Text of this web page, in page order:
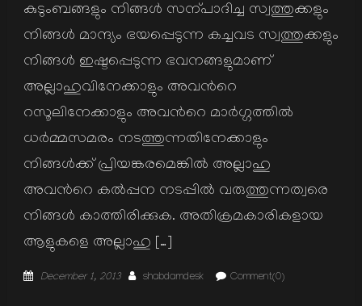
കുടുംബങ്ങളും നിങ്ങള്‍ സന്പാദിച്ച സ്വത്തുക്കളും
നിങ്ങള്‍ മാന്ദ്യം ഭയപ്പെടുന്ന കച്ചവട സ്വത്തുക്കളും
നിങ്ങള്‍ ഇഷ്ടപ്പെടുന്ന ഭവനങ്ങളുമാണ്
അല്ലാഹുവിനേക്കാളും അവന്‍റെ
റസൂലിനേക്കാളും അവന്‍റെ മാര്‍ഗ്ഗത്തില്‍
ധര്‍മ്മസമരം നടത്തുന്നതിനേക്കാളും
നിങ്ങള്‍ക്ക് പ്രിയങ്കരമെങ്കില്‍ അല്ലാഹു
അവന്‍റെ കല്‍പ്പന നടപ്പില്‍ വരുത്തുന്നത്വരെ
നിങ്ങള്‍ കാത്തിരിക്കുക. അതിക്രമകാരികളായ
ആളുകളെ അല്ലാഹു […]
Posted
December 1, 2013 Author
shabdamdesk Comment(0)